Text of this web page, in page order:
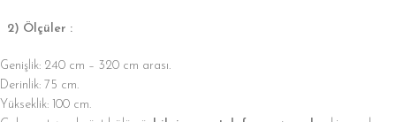
2) Ölçüler :
Genişlik: 240 cm – 320 cm arası.
Derinlik: 75 cm.
Yükseklik: 100 cm.